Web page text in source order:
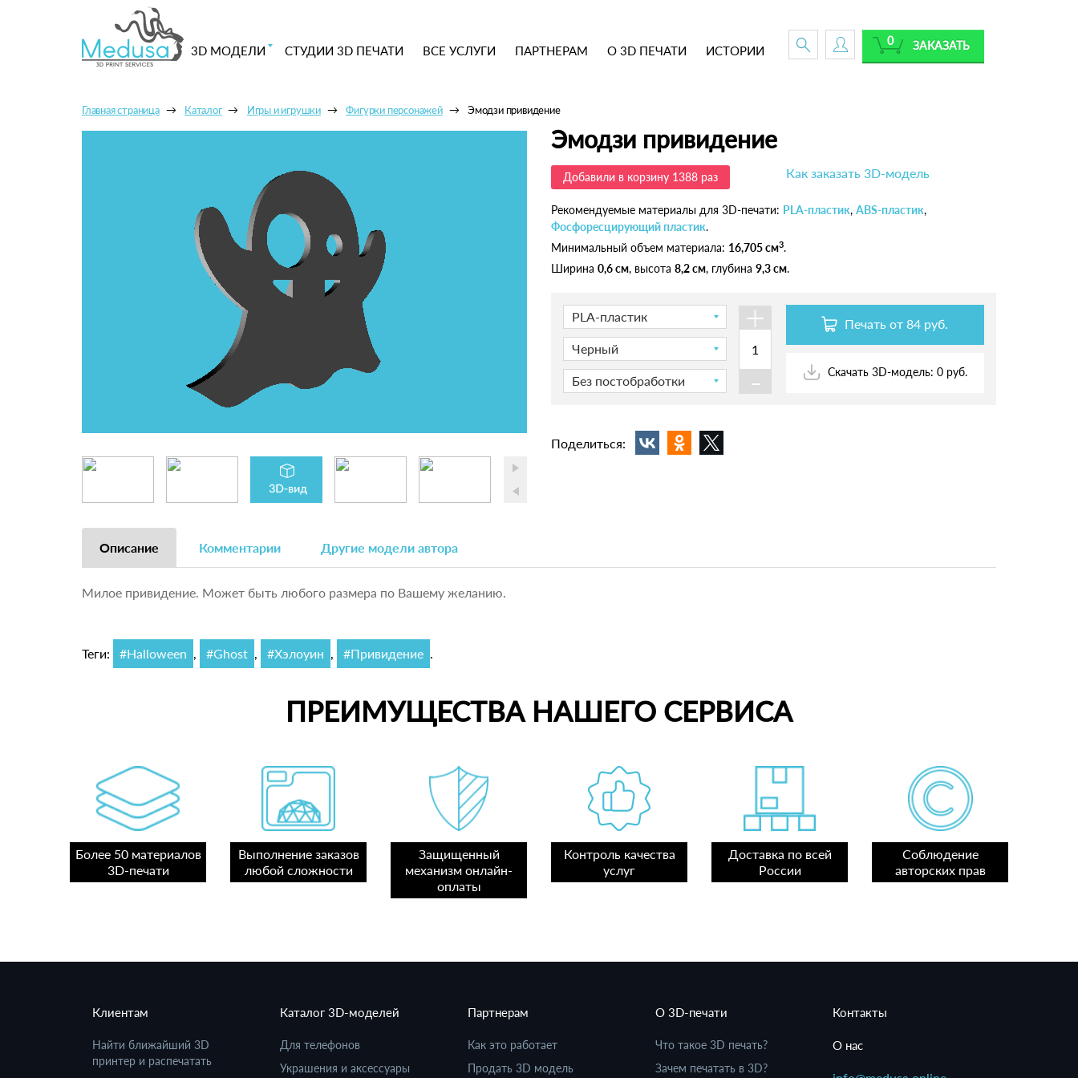
3D МОДЕЛИ СТУДИИ 3D ПЕЧАТИ ВСЕ УСЛУГИ ПАРТНЕРАМ О 3D ПЕЧАТИ ИСТОРИИ ЗАКАЗАТЬ
0
Главная страница Каталог Игры и игрушки Фигурки персонажей Эмодзи привидение
Эмодзи привидение
Добавили в корзину 1388 раз Как заказать 3D-модель
Рекомендуемые материалы для 3D-печати: PLA-пластик, ABS-пластик,
Фосфоресцирующий пластик.
Минимальный объем материала: 16,705 см3.
Ширина 0,6 см, высота 8,2 см, глубина 9,3 см.
PLA-пластик
Черный
Без постобработки
+
-
Печать от84 руб.
Скачать 3D-модель: 0 руб.
Поделиться:
Описание Комментарии Другие модели автора
Милое привидение. Может быть любого размера по Вашему желанию.
Теги: #Halloween , #Ghost , #Хэлоуин , #Привидение .
ПРЕИМУЩЕСТВА НАШЕГО СЕРВИСА
Более 50 материалов
3D-печати
Выполнение заказов
любой сложности
Защищенный
механизм онлайн-
оплаты
Контроль качества
услуг
Доставка по всей
России
Соблюдение
авторских прав
Клиентам
Найти ближайший 3D
принтер и распечатать
Каталог 3D-моделей
Для телефонов
Украшения и аксессуары
Партнерам
Как это работает
Продать 3D модель
О 3D-печати
Что такое 3D печать?
Зачем печатать в 3D?
Контакты
О нас